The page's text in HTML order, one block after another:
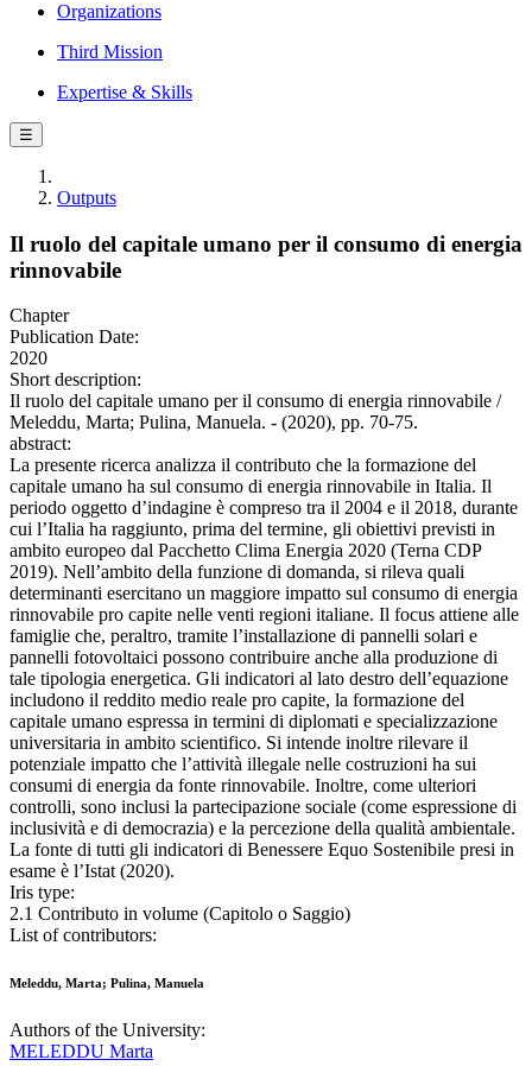
Organizations
Third Mission
Expertise & Skills
☰
Outputs
Il ruolo del capitale umano per il consumo di energia
rinnovabile
Chapter
Publication Date:
2020
Short description:
Il ruolo del capitale umano per il consumo di energia rinnovabile /
Meleddu, Marta; Pulina, Manuela. - (2020), pp. 70-75.
abstract:
La presente ricerca analizza il contributo che la formazione del
capitale umano ha sul consumo di energia rinnovabile in Italia. Il
periodo oggetto d’indagine è compreso tra il 2004 e il 2018, durante
cui l’Italia ha raggiunto, prima del termine, gli obiettivi previsti in
ambito europeo dal Pacchetto Clima Energia 2020 (Terna CDP
2019). Nell’ambito della funzione di domanda, si rileva quali
determinanti esercitano un maggiore impatto sul consumo di energia
rinnovabile pro capite nelle venti regioni italiane. Il focus attiene alle
famiglie che, peraltro, tramite l’installazione di pannelli solari e
pannelli fotovoltaici possono contribuire anche alla produzione di
tale tipologia energetica. Gli indicatori al lato destro dell’equazione
includono il reddito medio reale pro capite, la formazione del
capitale umano espressa in termini di diplomati e specializzazione
universitaria in ambito scientifico. Si intende inoltre rilevare il
potenziale impatto che l’attività illegale nelle costruzioni ha sui
consumi di energia da fonte rinnovabile. Inoltre, come ulteriori
controlli, sono inclusi la partecipazione sociale (come espressione di
inclusività e di democrazia) e la percezione della qualità ambientale.
La fonte di tutti gli indicatori di Benessere Equo Sostenibile presi in
esame è l’Istat (2020).
Iris type:
2.1 Contributo in volume (Capitolo o Saggio)
List of contributors:
Meleddu, Marta; Pulina, Manuela
Authors of the University:
MELEDDU Marta